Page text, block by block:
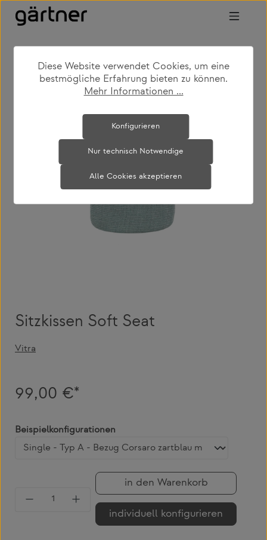
Zum Hauptinhalt springen
shop produkte
teppiche & textilien
Bildergalerie überspringen
Sitzkissen Soft Seat
Vitra
99,00 €*
Beispielkonfigurationen
Produkt Anzahl: Gib den gewünschten
in den Warenkorb
individuell konfigurieren
Diese Website verwendet Cookies, um eine
bestmögliche Erfahrung bieten zu können.
Mehr Informationen ...
Nur technisch Notwendige
Konfigurieren
Alle Cookies akzeptieren